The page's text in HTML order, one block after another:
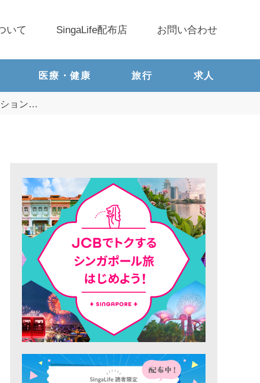
医療・健康 旅行 求人
いて SingaLife配布店 お問い合わせ
ション…